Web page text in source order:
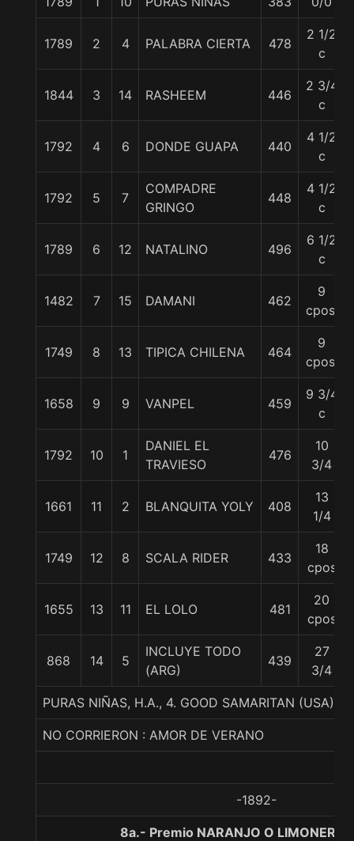
1789 2 4 PALABRA CIERTA 478
2 1/2
c
1844 3 14 RASHEEM 446
2 3/4
c
1792 4 6 DONDE GUAPA 440
4 1/2
c
1792 5 7
COMPADRE
GRINGO
448
4 1/2
c
1789 6 12 NATALINO 496
6 1/2
c
1482 7 15 DAMANI 462
9
cpos.
1749 8 13 TIPICA CHILENA 464
9
cpos.
1658 9 9 VANPEL 459
9 3/4
c
1792 10 1
DANIEL EL
TRAVIESO
476
10
3/4
1661 11 2 BLANQUITA YOLY 408
13
1/4
1749 12 8 SCALA RIDER 433
18
cpos
1655 13 11 EL LOLO 481
20
cpos
868 14 5
INCLUYE TODO
(ARG)
439
27
3/4
PURAS NIÑAS, H.A., 4. GOOD SAMARITAN (USA)-
NO CORRIERON : AMOR DE VERANO
-1892-
8a.- Premio NARANJO O